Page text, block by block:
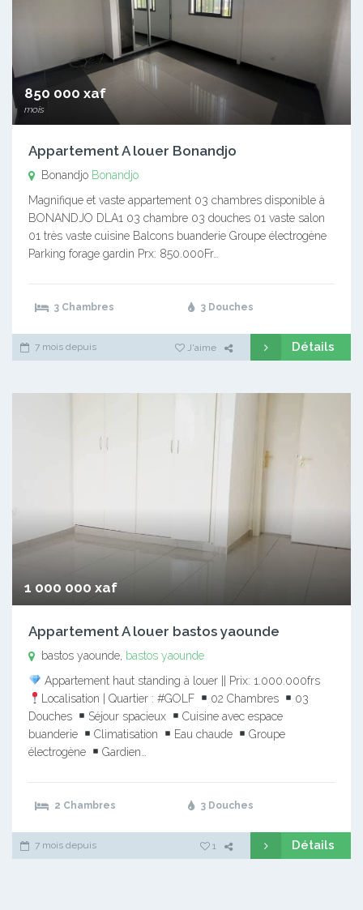
850 000 xaf
mois
Appartement A louer Bonandjo
Bonandjo Bonandjo
Magnifique et vaste appartement 03 chambres disponible à
BONANDJO DLA1 03 chambre 03 douches 01 vaste salon
01 très vaste cuisine Balcons buanderie Groupe électrogène
Parking forage gardin Prx: 850.000Fr…
3 Chambres 3 Douches
7 mois depuis J'aime Détails
1 000 000 xaf
Appartement A louer bastos yaounde
bastos yaounde, bastos yaounde
Appartement haut standing à louer || Prix: 1.000.000frs
Localisation | Quartier : #GOLF
02 Chambres
03
Douches
Séjour spacieux
Cuisine avec espace
buanderie
Climatisation Eau chaude
Groupe
électrogène
Gardien…
2 Chambres 3 Douches
7 mois depuis 1 Détails